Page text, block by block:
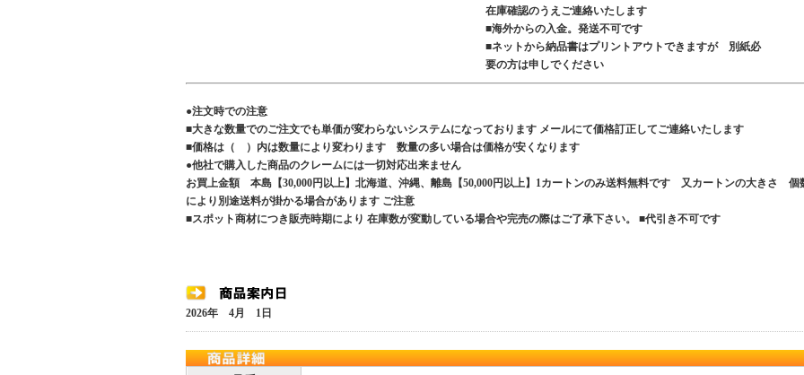
在庫確認のうえご連絡いたします
■海外からの入金。発送不可です
■ネットから納品書はプリントアウトできますが 別紙必
要の方は申しでください
●注文時での注意
■大きな数量でのご注文でも単価が変わらないシステムになっております メールにて価格訂正してご連絡いたします
■価格は（ ）内は数量により変わります 数量の多い場合は価格が安くなります
●他社で購入した商品のクレームには一切対応出来ません
お買上金額 本島【30,000円以上】北海道、沖縄、離島【50,000円以上】1カートンのみ送料無料です 又カートンの大きさ 個
により別途送料が掛かる場合があります ご注意
■スポット商材につき販売時期により 在庫数が変動している場合や完売の際はご了承下さい。 ■代引き不可です
2026年 4月 1日